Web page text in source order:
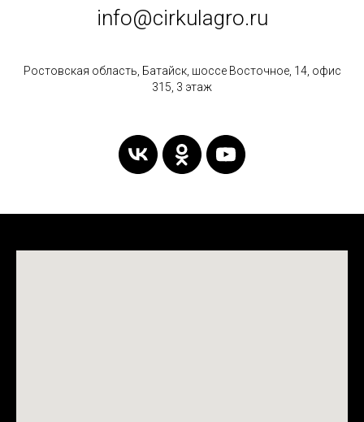
info@cirkulagro.ru
Ростовская область, Батайск, шоссе Восточное, 14, офис
315, 3 этаж